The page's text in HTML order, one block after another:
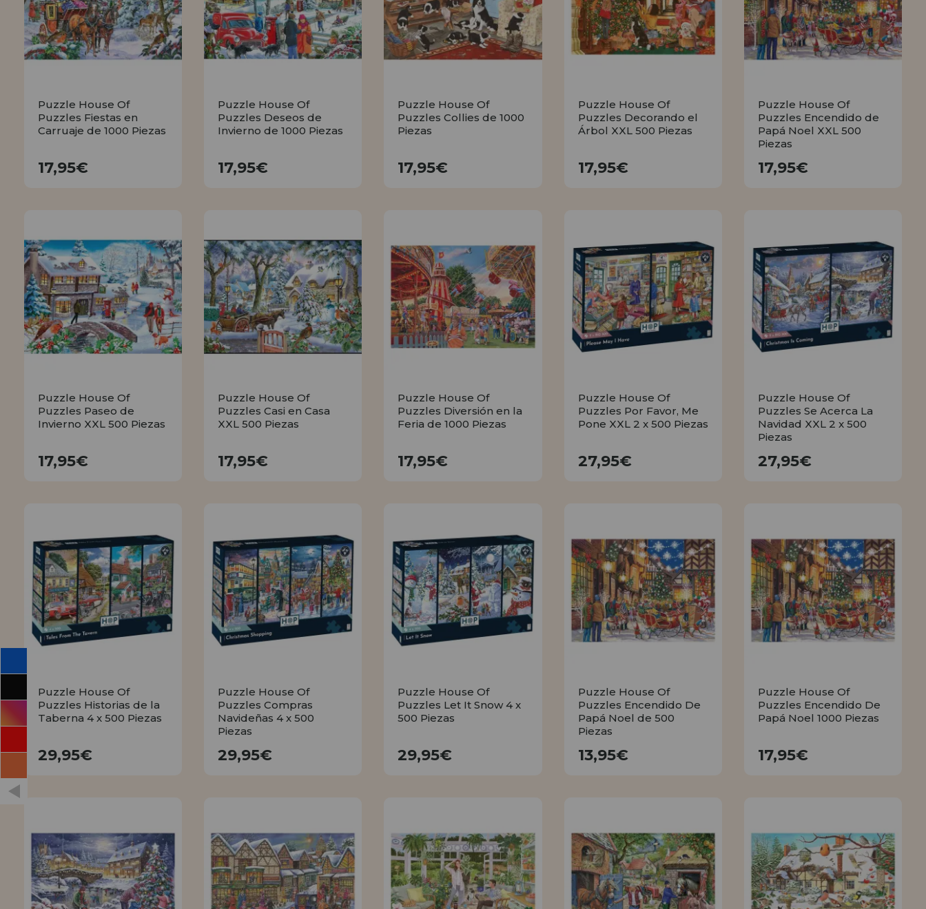
INFORMACIÓN
info@casadelpuzzle.com
Puzzle House Of
Puzzles Fiestas en
Carruaje de 1000 Piezas
17,95€
Puzzle House Of
Puzzles Deseos de
Invierno de 1000 Piezas
17,95€
Puzzle House Of
Puzzles Collies de 1000
Piezas
17,95€
Puzzle House Of
Puzzles Decorando el
Árbol XXL 500 Piezas
17,95€
Puzzle House Of
Puzzles Encendido de
Papá Noel XXL 500
Piezas
17,95€
Puzzle House Of
Puzzles Paseo de
Invierno XXL 500 Piezas
17,95€
Puzzle House Of
Puzzles Casi en Casa
XXL 500 Piezas
17,95€
Puzzle House Of
Puzzles Diversión en la
Feria de 1000 Piezas
17,95€
Puzzle House Of
Puzzles Por Favor, Me
Pone XXL 2 x 500 Piezas
27,95€
Puzzle House Of
Puzzles Se Acerca La
Navidad XXL 2 x 500
Piezas
27,95€
Puzzle House Of
Puzzles Historias de la
Taberna 4 x 500 Piezas
29,95€
Puzzle House Of
Puzzles Compras
Navideñas 4 x 500
Piezas
29,95€
Puzzle House Of
Puzzles Let It Snow 4 x
500 Piezas
29,95€
Puzzle House Of
Puzzles Encendido De
Papá Noel de 500
Piezas
13,95€
Puzzle House Of
Puzzles Encendido De
Papá Noel 1000 Piezas
17,95€